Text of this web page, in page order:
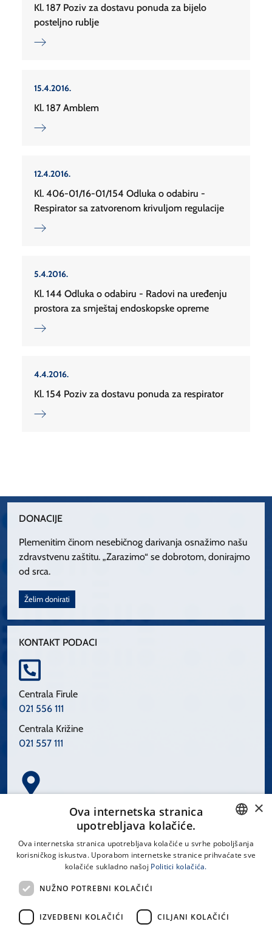
Kl. 187 Poziv za dostavu ponuda za bijelo
posteljno rublje
15.4.2016.
Kl. 187 Amblem
12.4.2016.
Kl. 406-01/16-01/154 Odluka o odabiru -
Respirator sa zatvorenom krivuljom regulacije
5.4.2016.
Kl. 144 Odluka o odabiru - Radovi na uređenju
prostora za smještaj endoskopske opreme
4.4.2016.
Kl. 154 Poziv za dostavu ponuda za respirator
DONACIJE
Plemenitim činom nesebičnog darivanja osnažimo našu
zdravstvenu zaštitu. „Zarazimo“ se dobrotom, donirajmo
od srca.
Želim donirati
KONTAKT PODACI
Centrala Firule
021 556 111
Centrala Križine
021 557 111
Spinčićeva 1, 21000 Split
LINKOVI
CROATIAN
×
Ova internetska stranica
upotrebljava kolačiće.
Ova internetska stranica upotrebljava kolačiće u svrhe poboljšanja
korisničkog iskustva. Uporabom internetske stranice prihvaćate sve
kolačiće sukladno našoj Politici kolačića.
NUŽNO POTREBNI KOLAČIĆI
IZVEDBENI KOLAČIĆI CILJANI KOLAČIĆI